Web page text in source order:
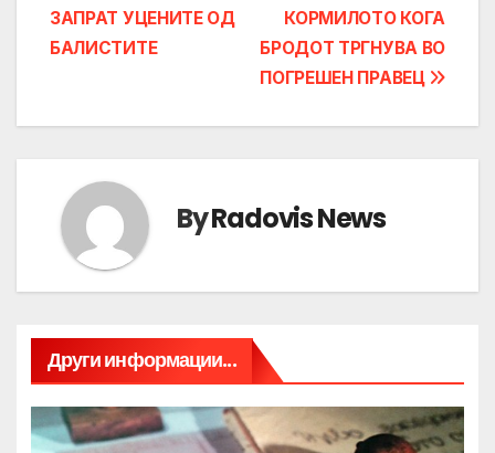
КОРМИЛОТО КОГА
БРОДОТ ТРГНУВА ВО
ПОГРЕШЕН ПРАВЕЦ
ЗАПРАТ УЦЕНИТЕ ОД
БАЛИСТИТЕ
ByRadovis News
Други информации...